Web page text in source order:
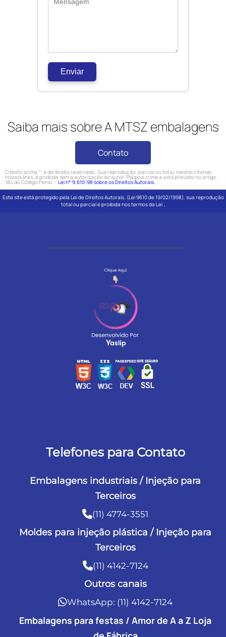
Enviar
Saiba mais sobre A MTSZ embalagens
Contato
O texto acima "" é de direito reservado. Sua reprodução, parcial ou total, mesmo citando
nossos links, é proibida sem a autorização do autor. Plágio é crime e está previsto no artigo
184 do Código Penal. –Lei n° 9.610-98 sobre os Direitos Autorais.
Este site está protegido pela Lei de Direitos Autorais. (Lei 9610 de 19/02/1998), sua reprodução
total ou parcial é proibida nos termos da Lei .
Telefones para Contato
Embalagens industriais / Injeção para
Terceiros
(11) 4774-3551
Moldes para injeção plástica / Injeção para
Terceiros
(11) 4142-7124
Outros canais
WhatsApp: (11) 4142-7124
Embalagens para festas / Amor de A a Z Loja